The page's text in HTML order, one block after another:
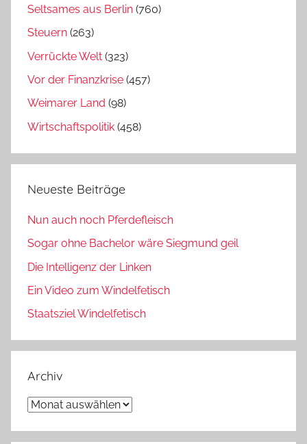
Seltsames aus Berlin (760)
Steuern (263)
Verrückte Welt (323)
Vor der Finanzkrise (457)
Weimarer Land (98)
Wirtschaftspolitik (458)
Neueste Beiträge
Nun auch noch Pferdefleisch
Sogar ohne Bachelor wäre Siegmund geil
Die Intelligenz der Linken
Ein Video zum Windelfetisch
Staatsziel Windelfetisch
Archiv
Archiv